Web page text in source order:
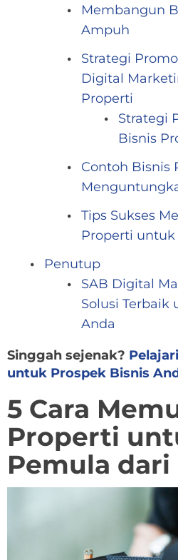
Membangun
Ampuh
Strategi
Digital
Properti
Strategi
Bisnis
Contoh Bisnis
Tips Sukses
Properti untuk
Penutup
SAB Digital
Solusi Terbaik
Anda
Singgah sejenak?
untuk Prospek Bisnis
5 Cara
Properti
Pemula dari